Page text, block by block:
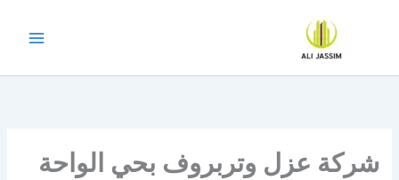
شركة عزل وتربروف بحي الواحة